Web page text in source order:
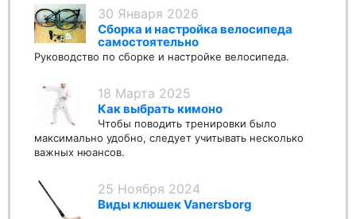
30 Января 2026
Сборка и настройка велосипеда
самостоятельно
Руководство по сборке и настройке велосипеда.
18 Марта 2025
Как выбрать кимоно
Чтобы поводить тренировки было
максимально удобно, следует учитывать несколько
важных нюансов.
25 Ноября 2024
Виды клюшек Vanersborg